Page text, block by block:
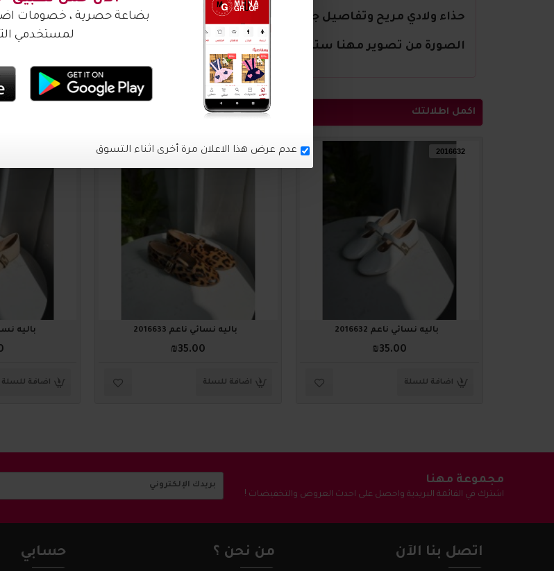
حذاء ولادي مريح وتفاصيل جميلة
الصورة من تصوير مهنا ستور
اكمل اطلالتك
2016632
باليه نسائي ناعم 2016632
₪35.00
اضافة للسلة
2016633
باليه نسائي ناعم 2016633
₪35.00
اضافة للسلة
باليه نسائي
اضافة للسلة
مجموعة مهنا
اشترك في القائمة البريدية واحصل على احدث العروض والتخفيضات !
اتصل بنا الآن من نحن ؟ حسابي